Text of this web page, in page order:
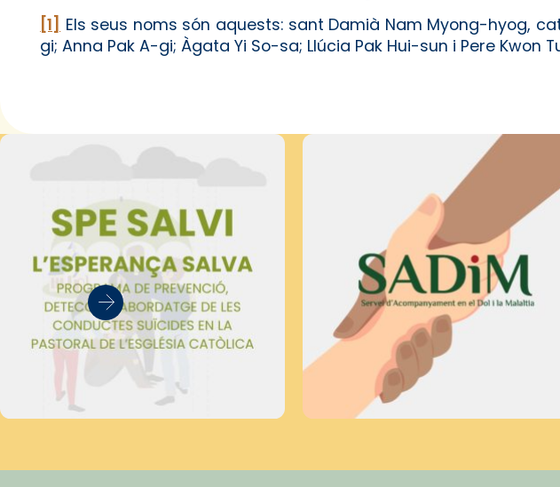
[1] Els seus noms són aquests: sant Damià Nam Myong-hyog,
gi; Anna Pak A-gi; Àgata Yi So-sa; Llúcia Pak Hui-sun i Pere Kwon